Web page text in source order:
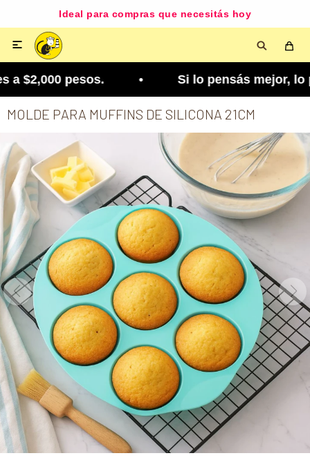
Ideal para compras que necesitás hoy

a $2,000 pesos. • Si lo pensás mejor, lo
MOLDE PARA MUFFINS DE SILICONA 21CM